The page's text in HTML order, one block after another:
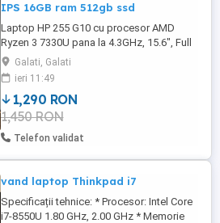
IPS 16GB ram 512gb ssd
Laptop HP 255 G10 cu procesor AMD
Ryzen 3 7330U pana la 4.3GHz, 15.6", Full
HD, IPS, 16GB DDR4 RAM, 512GB SSD,
AMD Radeon Graphics, Free DOS, Turbo
silver Stare impecabila, folosit pentru un
total de 12 ore. Windows 11. Vine
impreuna cu toate accesoriile inclusiv
cutia si Cooler laptop Serioux NCP ...
Galati, Galati
ieri 11:49
1,290 RON
1,450 RON
Telefon validat
vand laptop Thinkpad i7
Specificații tehnice: * Procesor: Intel Core
i7-8550U 1.80 GHz, 2.00 GHz * Memorie